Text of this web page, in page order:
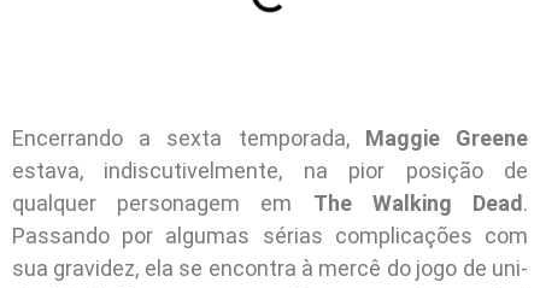
Encerrando a sexta temporada, Maggie Greene
estava, indiscutivelmente, na pior posição de
qualquer personagem em The Walking Dead.
Passando por algumas sérias complicações com
sua gravidez, ela se encontra à mercê do jogo de uni-